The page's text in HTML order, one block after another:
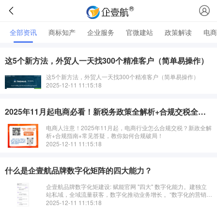
全部资讯 商标知产 企业服务 官微建站 政策解读 电
这5个新方法，外贸人一天找300个精准客户（简单易操作）
这5个新方法，外贸人一天找300个精准客户（简单易操作）
2025-12-11 11:15:18
2025年11月起电商必看！新税务政策全解析+合规交税全攻略
电商人注意！2025年11月起，电商行业怎么合规交税？新政全解
析+合规指南+常见答疑，教你如何合规破局！
2025-12-11 11:15:18
什么是企壹航品牌数字化矩阵的四大能力？
企壹航品牌数字化矩建设: 赋能官网 "四大" 数字化能力。建独立
站私域，全域流量获客，数字化推动业务增长 。“数字化的营销最
大的特点应该是通过“连接”而达到营销的目的，而不是主要通
2025-12-11 11:15:18